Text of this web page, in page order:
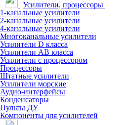
Усилители, процессоры
1-канальные усилители
2-канальные усилители
4-канальные усилители
Многоканальные усилители
Усилители D класса
Усилители АВ класса
Усилители с процессором
Процессоры
Штатные усилители
Усилители морские
Аудио-интерфейсы
Конденсаторы
Пульты ДУ
Компоненты для усилителей